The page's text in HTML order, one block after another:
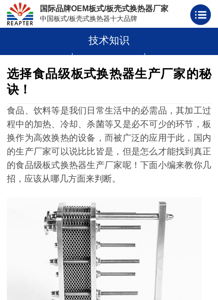
国际品牌OEM板式/板壳式换热器厂家
中国板式/板壳式换热器十大品牌
板壳式换热器
技术知识
选择食品级板式换热器生产厂家的秘
诀！
食品、饮料等是我们日常生活中的必需品，其加工过
程中的加热、冷却、杀菌等又是必不可少的环节，板
换作为高效换热的设备，而被广泛的应用于此，国内
的生产厂家可以说比比皆是，但是怎么才能找到真正
的食品级板式换热器生产厂家呢！下面小编来教你几
招，应该从哪几方面来判断。